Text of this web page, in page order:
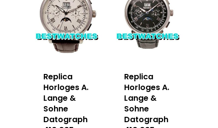
Replica
Horloges A.
Lange &
Sohne
Datograph
Replica
Horloges A.
Lange &
Sohne
Datograph